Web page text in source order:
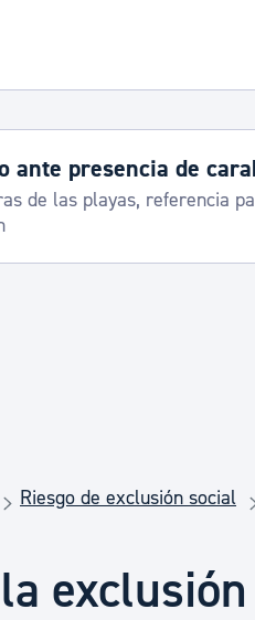
y emergencias
y consumo
ante presencia de
de las playas, referencia
Riesgo de exclusión social